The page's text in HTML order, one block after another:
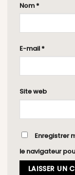
Nom *
E-mail *
Site web
Enregistrer
le navigateur